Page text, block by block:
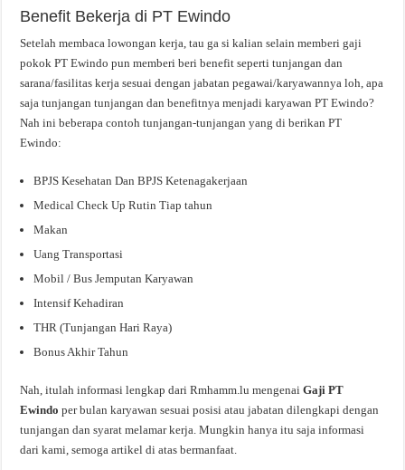
Benefit Bekerja di PT Ewindo
Setelah membaca lowongan kerja, tau ga si kalian selain memberi gaji
pokok PT Ewindo pun memberi beri benefit seperti tunjangan dan
sarana/fasilitas kerja sesuai dengan jabatan pegawai/karyawannya loh, apa
saja tunjangan tunjangan dan benefitnya menjadi karyawan PT Ewindo?
Nah ini beberapa contoh tunjangan-tunjangan yang di berikan PT
Ewindo:
BPJS Kesehatan Dan BPJS Ketenagakerjaan
Medical Check Up Rutin Tiap tahun
Makan
Uang Transportasi
Mobil / Bus Jemputan Karyawan
Intensif Kehadiran
THR (Tunjangan Hari Raya)
Bonus Akhir Tahun
Nah, itulah informasi lengkap dari Rmhamm.lu mengenaiGaji PT
Ewindoper bulan karyawan sesuai posisi atau jabatan dilengkapi dengan
tunjangan dan syarat melamar kerja. Mungkin hanya itu saja informasi
dari kami, semoga artikel di atas bermanfaat.